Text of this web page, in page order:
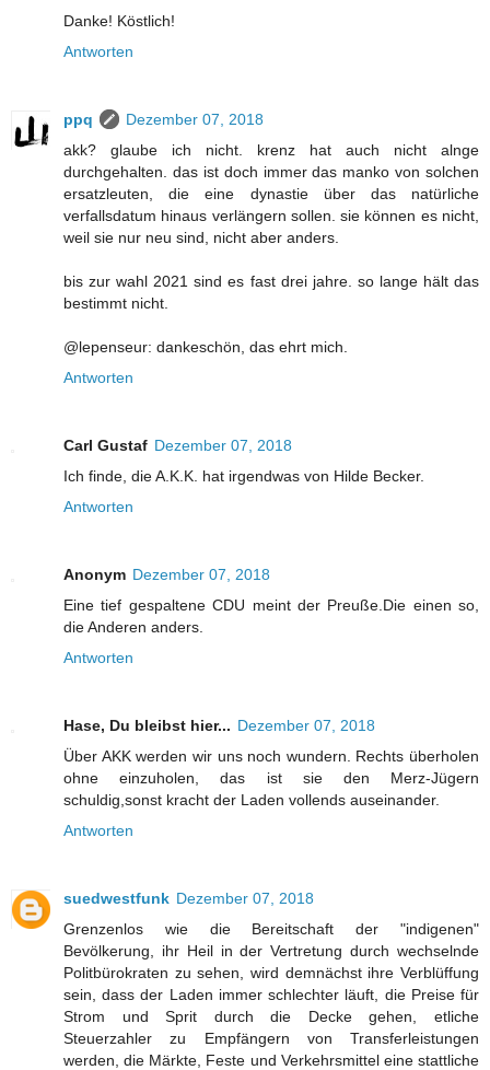
Danke! Köstlich!
Antworten
ppq
Dezember 07, 2018
akk? glaube ich nicht. krenz hat auch nicht alnge
durchgehalten. das ist doch immer das manko von solchen
ersatzleuten, die eine dynastie über das natürliche
verfallsdatum hinaus verlängern sollen. sie können es nicht,
weil sie nur neu sind, nicht aber anders.
bis zur wahl 2021 sind es fast drei jahre. so lange hält das
bestimmt nicht.
@lepenseur: dankeschön, das ehrt mich.
Antworten
Carl Gustaf Dezember 07, 2018
Ich finde, die A.K.K. hat irgendwas von Hilde Becker.
Antworten
Anonym Dezember 07, 2018
Eine tief gespaltene CDU meint der Preuße.Die einen so,
die Anderen anders.
Antworten
Hase, Du bleibst hier... Dezember 07, 2018
Über AKK werden wir uns noch wundern. Rechts überholen
ohne einzuholen, das ist sie den Merz-Jügern
schuldig,sonst kracht der Laden vollends auseinander.
Antworten
suedwestfunk Dezember 07, 2018
Grenzenlos wie die Bereitschaft der "indigenen"
Bevölkerung, ihr Heil in der Vertretung durch wechselnde
Politbürokraten zu sehen, wird demnächst ihre Verblüffung
sein, dass der Laden immer schlechter läuft, die Preise für
Strom und Sprit durch die Decke gehen, etliche
Steuerzahler zu Empfängern von Transferleistungen
werden, die Märkte, Feste und Verkehrsmittel eine stattliche